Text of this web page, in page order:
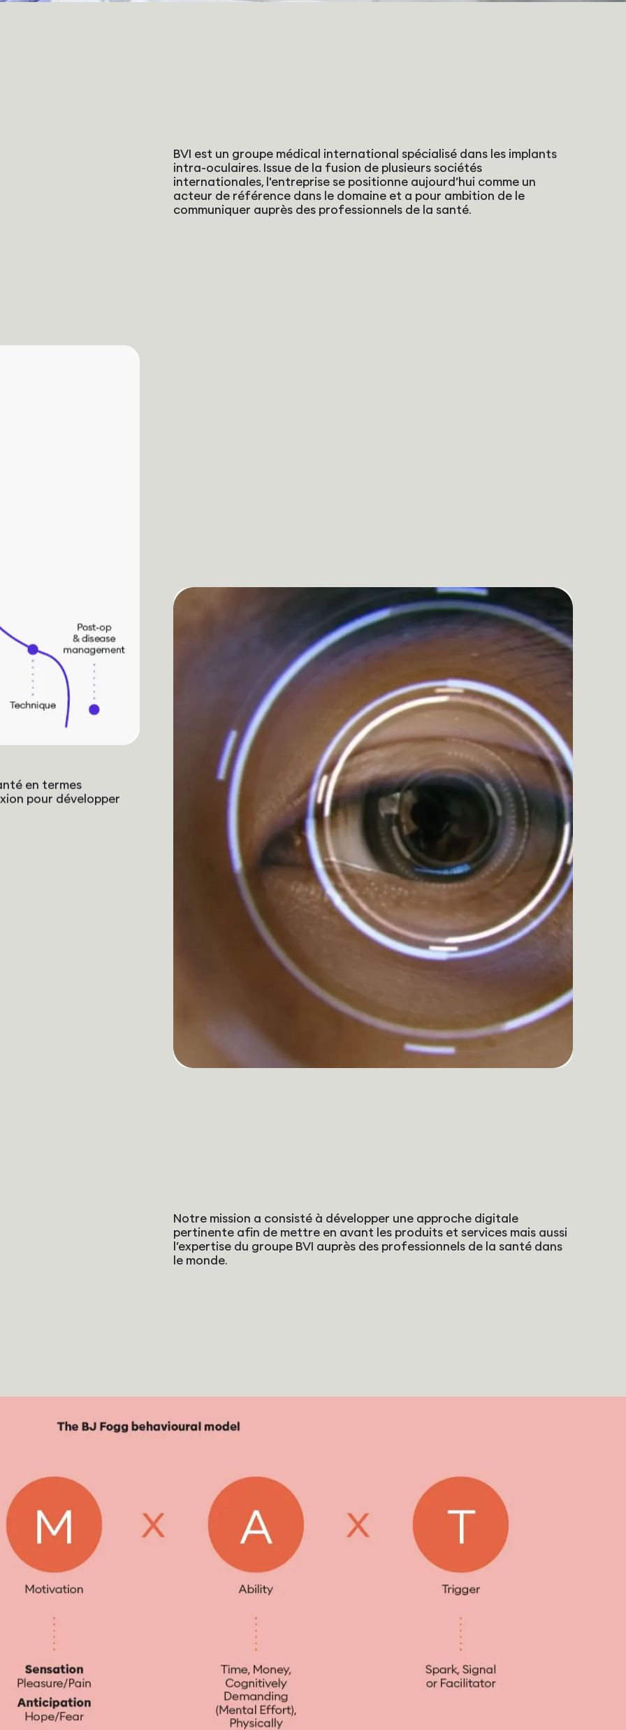
BVI est un groupe médical international spécialisé dans les implants
intra-oculaires. Issue de la fusion de plusieurs sociétés
internationales, l'entreprise se positionne aujourd’hui comme un
acteur de référence dans le domaine et a pour ambition de le
communiquer auprès des professionnels de la santé.
en termes
pour développer
Notre mission a consisté à développer une approche digitale
pertinente afin de mettre en avant les produits et services mais aussi
l’expertise du groupe BVI auprès des professionnels de la santé dans
le monde.